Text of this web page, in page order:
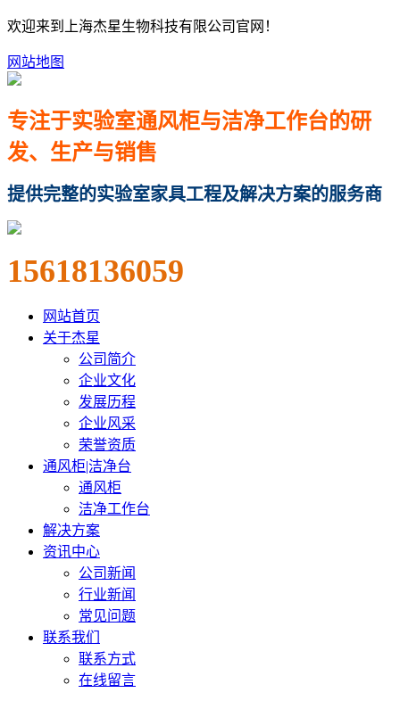
欢迎来到上海杰星生物科技有限公司官网！
网站地图
专注于实验室通风柜与洁净工作台的研
发、生产与销售
提供完整的实验室家具工程及解决方案的服务商
15618136059
网站首页
关于杰星
公司简介
企业文化
发展历程
企业风采
荣誉资质
通风柜|洁净台
通风柜
洁净工作台
解决方案
资讯中心
公司新闻
行业新闻
常见问题
联系我们
联系方式
在线留言